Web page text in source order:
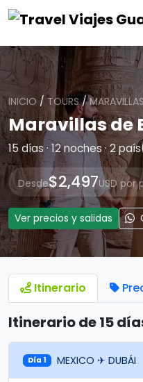
INICIO / TOURS/
Maravillas de
15 días · 12 noches · 2
Desde$2,497USD por
Ver precios y salidas
Itinerario
Itinerario de 15
Día 1 MEXICO ✈ DUBÁI